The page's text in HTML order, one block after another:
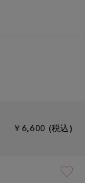
￥6,600 (税込)